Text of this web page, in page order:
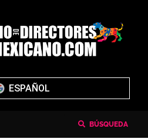
ENGLISH
BÚSQUEDA